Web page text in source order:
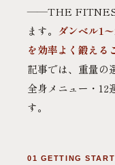
——THE
ます。 ダンベル1
を効率よく鍛える
記事では、重量の
全身メニュー・12
す。
01 GETTING